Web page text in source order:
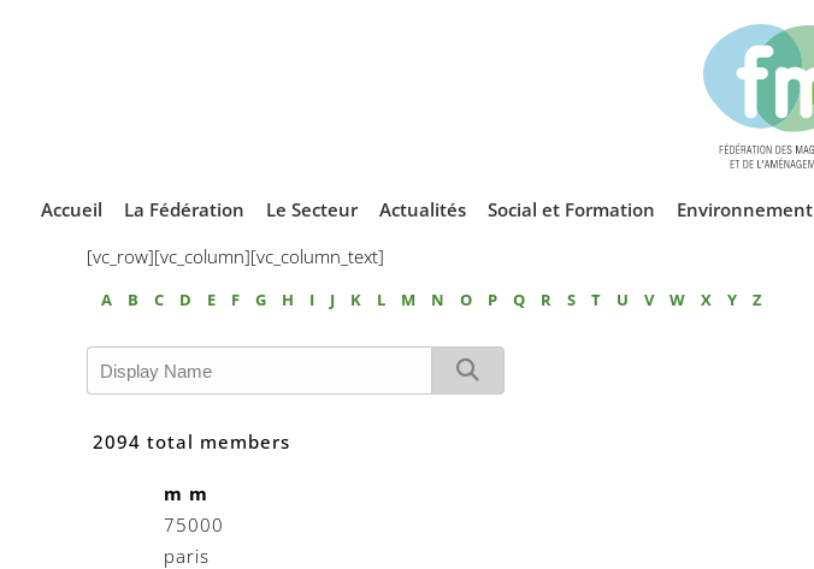
Accueil La Fédération Le Secteur Actualités Social et Formation Environnement
[vc_row][vc_column][vc_column_text]
A B C D E F G H I J K L M N O P Q R S T U V W X Y Z
2094 total members
m m
75000
paris